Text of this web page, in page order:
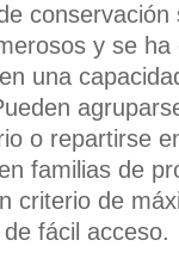
conservación
y se ha
una
o repartirse
familias de
criterio de
fácil acceso.